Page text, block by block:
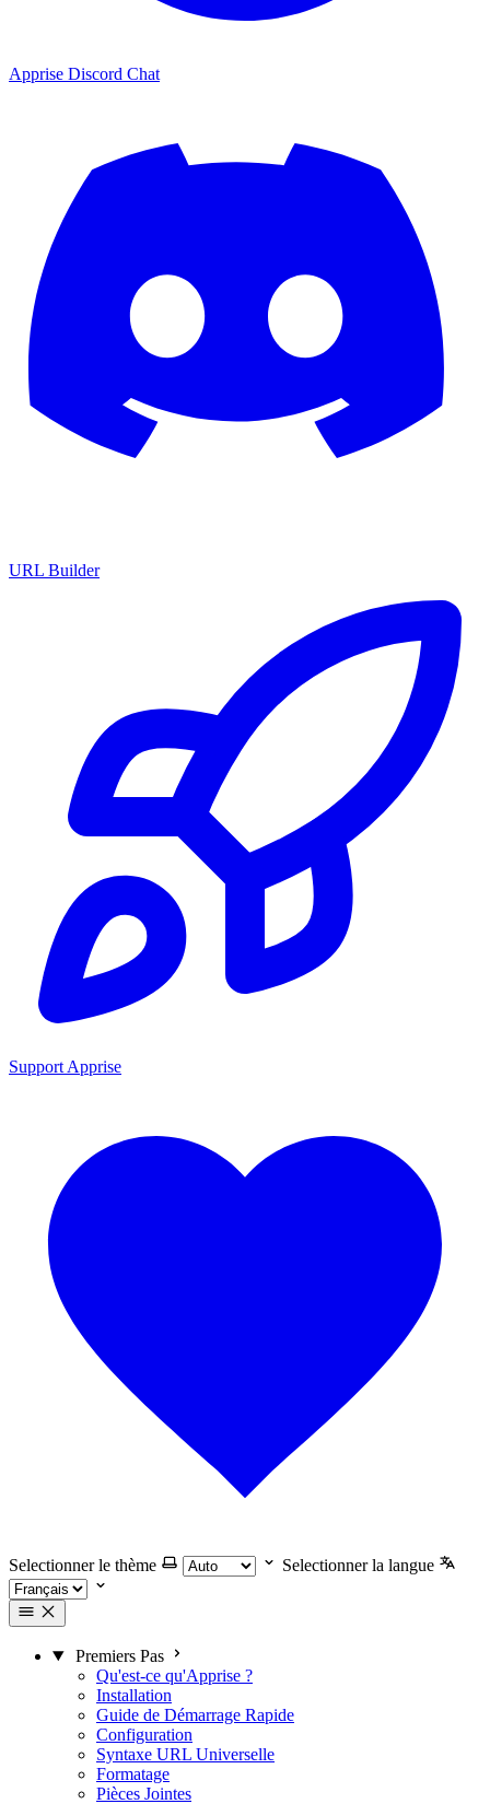
Apprise Discord Chat
URL Builder
Support Apprise
Selectionner le thème Selectionner la langue
Premiers Pas
Qu'est-ce qu'Apprise ?
Installation
Guide de Démarrage Rapide
Configuration
Syntaxe URL Universelle
Formatage
Pièces Jointes